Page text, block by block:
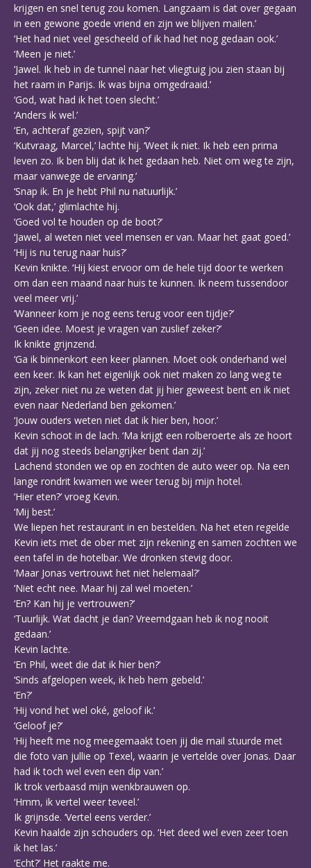
krijgen en snel terug zou komen. Langzaam is dat over gegaan
in een gewone goede vriend en zijn we blijven mailen.’
‘Het had niet veel gescheeld of ik had het nog gedaan ook.’
‘Meen je niet.’
‘Jawel. Ik heb in de tunnel naar het vliegtuig jou zien staan bij
het raam in Parijs. Ik was bijna omgedraaid.’
‘God, wat had ik het toen slecht.’
‘Anders ik wel.’
‘En, achteraf gezien, spijt van?’
‘Kutvraag, Marcel,’ lachte hij. ‘Weet ik niet. Ik heb een prima
leven zo. Ik ben blij dat ik het gedaan heb. Niet om weg te zijn,
maar vanwege de ervaring.’
‘Snap ik. En je hebt Phil nu natuurlijk.’
‘Ook dat,’ glimlachte hij.
‘Goed vol te houden op de boot?’
‘Jawel, al weten niet veel mensen er van. Maar het gaat goed.’
‘Hij is nu terug naar huis?’
Kevin knikte. ‘Hij kiest ervoor om de hele tijd door te werken
om dan een maand naar huis te kunnen. Ik neem tussendoor
veel meer vrij.’
‘Wanneer kom je nog eens terug voor een tijdje?’
‘Geen idee. Moest je vragen van zuslief zeker?’
Ik knikte grijnzend.
‘Ga ik binnenkort een keer plannen. Moet ook onderhand wel
een keer. Ik kan het eigenlijk ook niet maken zo lang weg te
zijn, zeker niet nu ze weten dat jij hier geweest bent en ik niet
even naar Nederland ben gekomen.’
‘Jouw ouders weten niet dat ik hier ben, hoor.’
Kevin schoot in de lach. ‘Ma krijgt een rolberoerte als ze hoort
dat jij nog steeds belangrijker bent dan zij.’
Lachend stonden we op en zochten de auto weer op. Na een
lange rondrit kwamen we weer terug bij mijn hotel.
‘Hier eten?’ vroeg Kevin.
‘Mij best.’
We liepen het restaurant in en bestelden. Na het eten regelde
Kevin iets met de ober met zijn rekening en samen zochten we
een tafel in de hotelbar. We dronken stevig door.
‘Maar Jonas vertrouwt het niet helemaal?’
‘Niet echt nee. Maar hij zal wel moeten.’
‘En? Kan hij je vertrouwen?’
‘Tuurlijk. Wat dacht je dan? Vreemdgaan heb ik nog nooit
gedaan.’
Kevin lachte.
‘En Phil, weet die dat ik hier ben?’
‘Sinds afgelopen week, ik heb hem gebeld.’
‘En?’
‘Hij vond het wel oké, geloof ik.’
‘Geloof je?’
‘Hij heeft me nog meegemaakt toen jij die mail stuurde met
die foto van jullie op Texel, waarin je vertelde over Jonas. Daar
had ik toch wel even een dip van.’
Ik trok verbaasd mijn wenkbrauwen op.
‘Hmm, ik vertel weer teveel.’
Ik grijnsde. ‘Vertel eens verder.’
Kevin haalde zijn schouders op. ‘Het deed wel even zeer toen
ik het las.’
‘Echt?’ Het raakte me.